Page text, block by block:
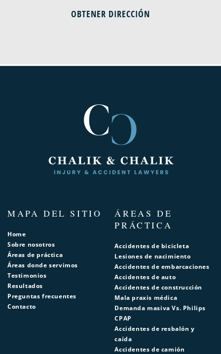
OBTENER DIRECCIÓN
MAPA DEL SITIO
Home
Sobre nosotros
Áreas de práctica
Áreas donde servimos
Testimonios
Resultados
Preguntas frecuentes
Contacto
ÁREAS DE
PRÁCTICA
Accidentes de bicicleta
Lesiones de nacimiento
Accidentes de embarcaciones
Accidentes de auto
Accidentes de construcción
Mala praxis médica
Demanda masiva Vs. Philips
CPAP
Accidentes de resbalón y
caída
Accidentes de camión